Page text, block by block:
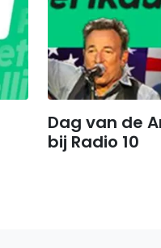
Dag van de
bij Radio 10